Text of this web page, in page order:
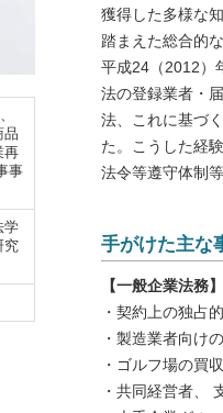
獲得した多様な
踏まえた総合的
平成24（2012）
法の登録業者・
法、これに基づ
た。こうした経
法令等遵守体制
手がけた主な
【一般企業法務】
・契約上の独占
・製造業者向け
・ゴルフ場の買
・共同経営者、
品
再
事
学
究